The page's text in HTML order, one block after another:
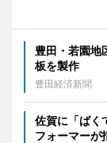
豊田・若園地
板を製作
豊田経済新聞
佐賀に「ばく
フォーマーが